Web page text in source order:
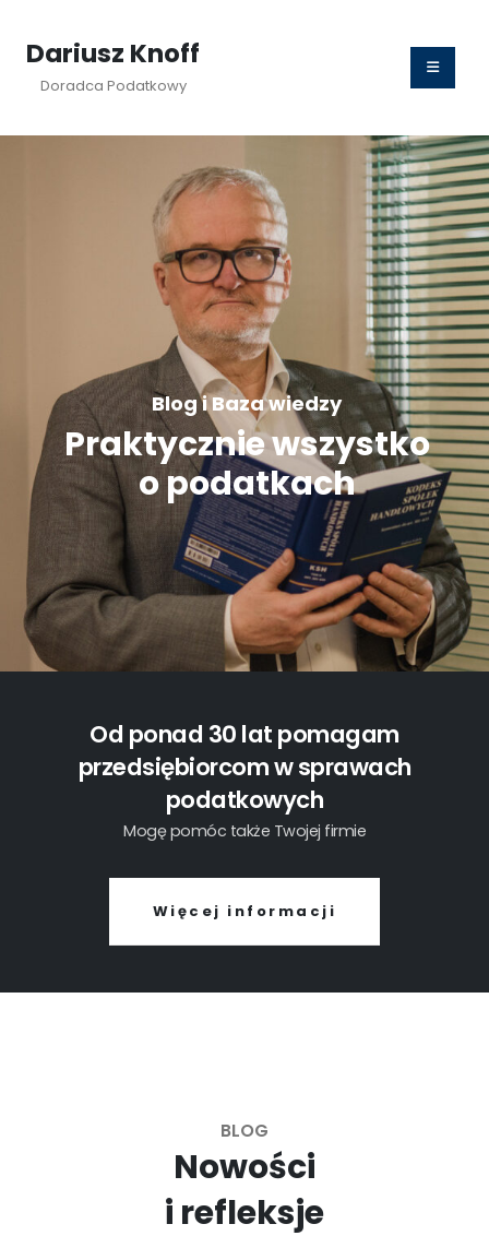
Dariusz Knoff
Doradca Podatkowy
Blog i Baza wiedzy
Praktycznie wszystko
o podatkach
Od ponad 30 lat pomagam
przedsiębiorcom w sprawach
podatkowych
Mogę pomóc także Twojej firmie
Więcej informacji
BLOG
Nowości
i refleksje